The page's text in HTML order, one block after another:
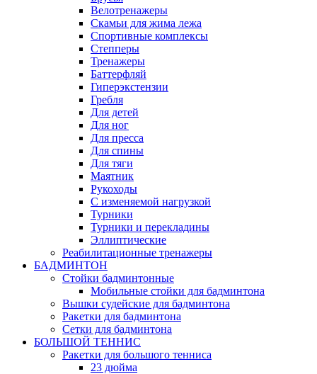
Велотренажеры
Скамьи для жима лежа
Спортивные комплексы
Степперы
Тренажеры
Баттерфляй
Гиперэкстензии
Гребля
Для детей
Для ног
Для пресса
Для спины
Для тяги
Маятник
Рукоходы
С изменяемой нагрузкой
Турники
Турники и перекладины
Эллиптические
Реабилитационные тренажеры
БАДМИНТОН
Стойки бадминтонные
Мобильные стойки для бадминтона
Вышки судейские для бадминтона
Ракетки для бадминтона
Сетки для бадминтона
БОЛЬШОЙ ТЕННИС
Ракетки для большого тенниса
23 дюйма